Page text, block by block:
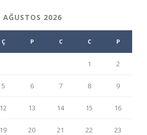
AĞUSTOS 2026
Ç P C C P
1 2
5 6 7 8 9
12 13 14 15 16
19 20 21 22 23